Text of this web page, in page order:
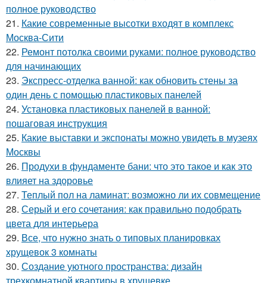
полное руководство
21. Какие современные высотки входят в комплекс
Москва-Сити
22. Ремонт потолка своими руками: полное руководство
для начинающих
23. Экспресс-отделка ванной: как обновить стены за
один день с помощью пластиковых панелей
24. Установка пластиковых панелей в ванной:
пошаговая инструкция
25. Какие выставки и экспонаты можно увидеть в музеях
Москвы
26. Продухи в фундаменте бани: что это такое и как это
влияет на здоровье
27. Теплый пол на ламинат: возможно ли их совмещение
28. Серый и его сочетания: как правильно подобрать
цвета для интерьера
29. Все, что нужно знать о типовых планировках
хрущевок 3 комнаты
30. Создание уютного пространства: дизайн
трехкомнатной квартиры в хрущевке